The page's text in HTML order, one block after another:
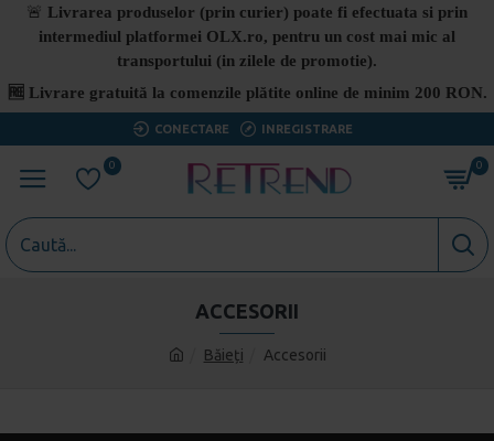
🚨 Livrarea produselor (prin curier) poate fi efectuata si prin
intermediul platformei OLX.ro, pentru un cost mai mic al
transportului (in zilele de promotie).
🆓 Livrare gratuită la comenzile plătite online de minim 200 RON.
CONECTARE INREGISTRARE
0 0
Băieți Accesorii
ACCESORII